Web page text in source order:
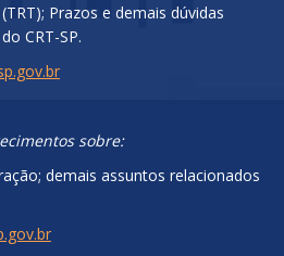
Prazos e demais dúvidas
CRT-SP.
sobre:
demais assuntos relacionados